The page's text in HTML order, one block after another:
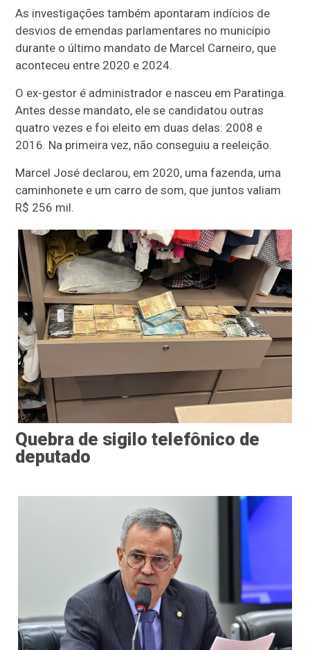
As investigações também apontaram indícios de
desvios de emendas parlamentares no município
durante o último mandato de Marcel Carneiro, que
aconteceu entre 2020 e 2024.
O ex-gestor é administrador e nasceu em Paratinga.
Antes desse mandato, ele se candidatou outras
quatro vezes e foi eleito em duas delas: 2008 e
2016. Na primeira vez, não conseguiu a reeleição.
Marcel José declarou, em 2020, uma fazenda, uma
caminhonete e um carro de som, que juntos valiam
R$ 256 mil.
Quebra de sigilo telefônico de
deputado